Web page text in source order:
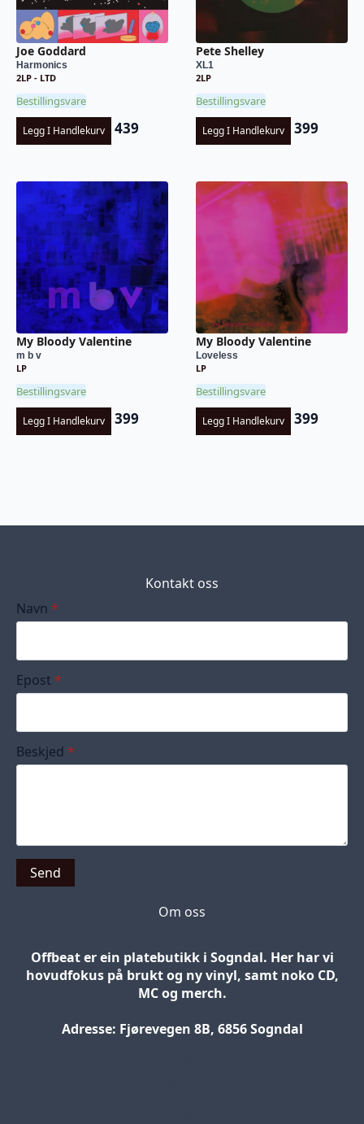
Joe Goddard
Harmonics
2LP - LTD
Bestillingsvare
Legg I Handlekurv 439
Pete Shelley
XL1
2LP
Bestillingsvare
Legg I Handlekurv 399
My Bloody Valentine
m b v
LP
Bestillingsvare
Legg I Handlekurv 399
My Bloody Valentine
Loveless
LP
Bestillingsvare
Legg I Handlekurv 399
Kontakt oss
Navn *
Epost *
Beskjed *
Send
Om oss
Offbeat er ein platebutikk i Sogndal. Her har vi
hovudfokus på brukt og ny vinyl, samt noko CD,
MC og merch.
Adresse: Fjørevegen 8B, 6856 Sogndal